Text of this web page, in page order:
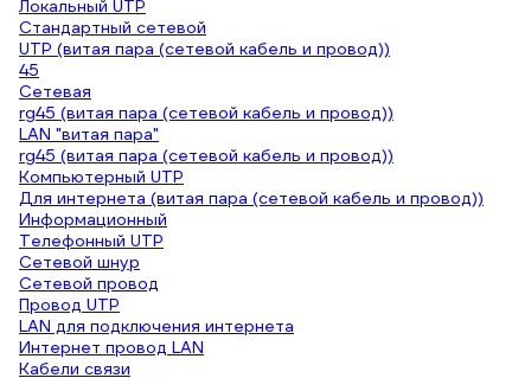
Локальный UTP
Стандартный сетевой
UTP (витая пара (сетевой кабель и провод))
45
Сетевая
rg45 (витая пара (сетевой кабель и провод))
LAN "витая пара"
rg45 (витая пара (сетевой кабель и провод))
Компьютерный UTP
Для интернета (витая пара (сетевой кабель и провод))
Информационный
Телефонный UTP
Сетевой шнур
Сетевой провод
Провод UTP
LAN для подключения интернета
Интернет провод LAN
Кабели связи